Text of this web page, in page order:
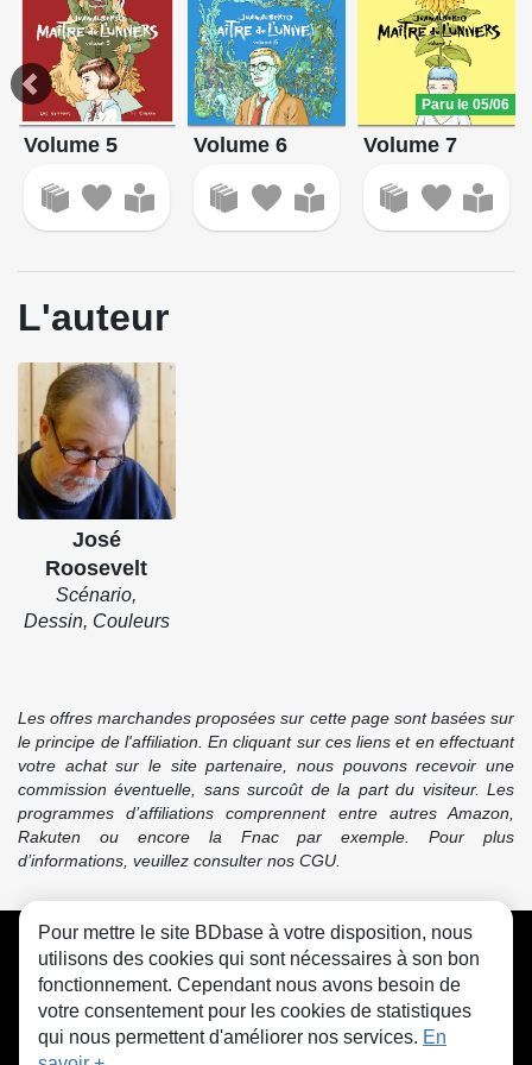
conservera-t-elle sa place dans le réel ?
Source : Les Éditions du Canard
Volume 5 Volume 6
Paru le 05/06
Volume 7
L'auteur
José
Roosevelt
Scénario,
Dessin, Couleurs
Les offres marchandes proposées sur cette page sont basées sur
le principe de l'affiliation. En cliquant sur ces liens et en effectuant
votre achat sur le site partenaire, nous pouvons recevoir une
commission éventuelle, sans surcoût de la part du visiteur. Les
programmes d’affiliations comprennent entre autres Amazon,
Rakuten ou encore la Fnac par exemple. Pour plus
d’informations, veuillez consulter nos CGU.
CGU FAQ Contact Cookies
Pour mettre le site BDbase à votre disposition, nous
utilisons des cookies qui sont nécessaires à son bon
fonctionnement. Cependant nous avons besoin de
votre consentement pour les cookies de statistiques
qui nous permettent d'améliorer nos services. En